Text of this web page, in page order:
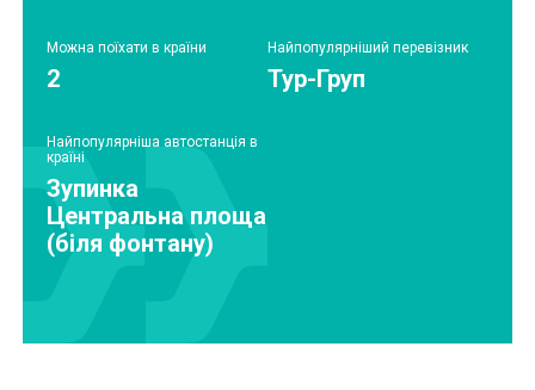
Можна поїхати в країни
2
Найпопулярніший перевізник
Тур-Груп
Найпопулярніша автостанція в
країні
Зупинка
Центральна площа
(біля фонтану)